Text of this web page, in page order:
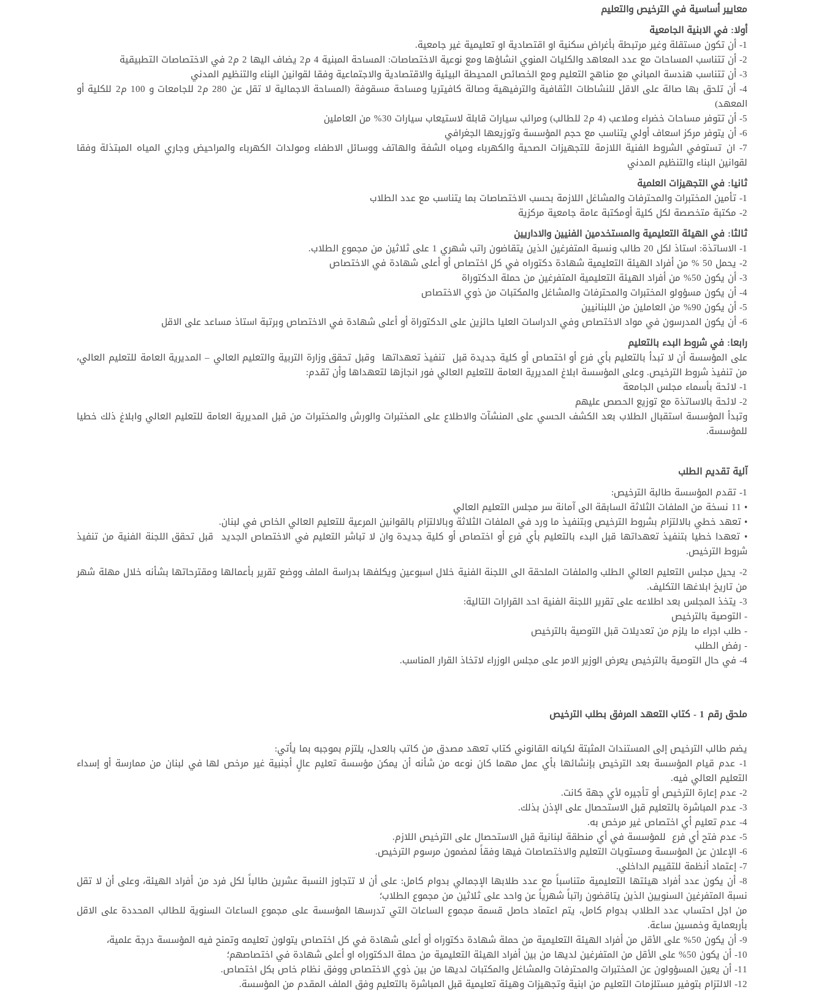
معايير أساسية في الترخيص والتعليم
أولا: في الابنية الجامعية
1- أن تكون مستقلة وغير مرتبطة بأغراض سكنية او اقتصادية او تعليمية غير جامعية.
2- أن تتناسب المساحات مع عدد المعاهد والكليات المنوي انشاؤها ومع نوعية الاختصاصات: المساحة المبنية 4 م2 يضاف اليها 2 م2 في الاختصاصات التطبيقية
3- أن تتناسب هندسة المباني مع مناهج التعليم ومع الخصائص المحيطة البيئية والاقتصادية والاجتماعية وفقا لقوانين البناء والتنظيم المدني
4- أن تلحق بها صالة على الاقل للنشاطات الثقافية والترفيهية وصالة كافيتريا ومساحة مسقوفة (المساحة الاجمالية لا تقل عن 280 م2 للجامعات و 100 م2 للكلية أو
المعهد)
5- أن تتوفر مساحات خضراء وملاعب (4 م2 للطالب) ومرائب سيارات قابلة لاستيعاب سيارات 30% من العاملين
6- أن يتوفر مركز اسعاف أولي يتناسب مع حجم المؤسسة وتوزيعها الجغرافي
7- ان تستوفي الشروط الفنية اللازمة للتجهيزات الصحية والكهرباء ومياه الشفة والهاتف ووسائل الاطفاء ومولدات الكهرباء والمراحيض وجاري المياه المبتذلة وفقا
لقوانين البناء والتنظيم المدني
ثانيا: في التجهيزات العلمية
1- تأمين المختبرات والمحترفات والمشاغل اللازمة بحسب الاختصاصات بما يتناسب مع عدد الطلاب
2- مكتبة متخصصة لكل كلية أومكتبة عامة جامعية مركزية
ثالثا: في الهيئة التعليمية والمستخدمين الفنيين والاداريين
1- الاساتذة: استاذ لكل 20 طالب ونسبة المتفرغين الذين يتقاضون راتب شهري 1 على ثلاثين من مجموع الطلاب.
2- يحمل 50 % من أفراد الهيئة التعليمية شهادة دكتوراه في كل اختصاص أو أعلى شهادة في الاختصاص
3- أن يكون 50% من أفراد الهيئة التعليمية المتفرغين من حملة الدكتوراة
4- أن يكون مسؤولو المختبرات والمحترفات والمشاغل والمكتبات من ذوي الاختصاص
5- أن يكون 90% من العاملين من اللبنانيين
6- أن يكون المدرسون في مواد الاختصاص وفي الدراسات العليا حائزين على الدكتوراة أو أعلى شهادة في الاختصاص وبرتبة استاذ مساعد على الاقل
رابعا: في شروط البدء بالتعليم
على المؤسسة أن لا تبدأ بالتعليم بأي فرع أو اختصاص أو كلية جديدة قبل تنفيذ تعهداتها وقبل تحقق وزارة التربية والتعليم العالي – المديرية العامة للتعليم العالي،
من تنفيذ شروط الترخيص. وعلى المؤسسة ابلاغ المديرية العامة للتعليم العالي فور انجازها لتعهداها وأن تقدم:
1- لائحة بأسماء مجلس الجامعة
2- لائحة بالاساتذة مع توزيع الحصص عليهم
وتبدأ المؤسسة استقبال الطلاب بعد الكشف الحسي على المنشآت والاطلاع على المختبرات والورش والمختبرات من قبل المديرية العامة للتعليم العالي وابلاغ ذلك خطيا
للمؤسسة.
آلية تقديم الطلب
1- تقدم المؤسسة طالبة الترخيص:
• 11 نسخة من الملفات الثلاثة السابقة الى آمانة سر مجلس التعليم العالي
• تعهد خطي بالالتزام بشروط الترخيص وبتنفيذ ما ورد في الملفات الثلاثة وبالالتزام بالقوانين المرعية للتعليم العالي الخاص في لبنان.
• تعهدا خطيا بتنفيذ تعهداتها قبل البدء بالتعليم بأي فرع أو اختصاص أو كلية جديدة وان لا تباشر التعليم في الاختصاص الجديد قبل تحقق اللجنة الفنية من تنفيذ
شروط الترخيص.
2- يحيل مجلس التعليم العالي الطلب والملفات الملحقة الى اللجنة الفنية خلال اسبوعين ويكلفها بدراسة الملف ووضع تقرير بأعمالها ومقترحاتها بشأنه خلال مهلة شهر
من تاريخ ابلاغها التكليف.
3- يتخذ المجلس بعد اطلاعه على تقرير اللجنة الفنية احد القرارات التالية:
- التوصية بالترخيص
- طلب اجراء ما يلزم من تعديلات قبل التوصية بالترخيص
- رفض الطلب
4- في حال التوصية بالترخيص يعرض الوزير الامر على مجلس الوزراء لاتخاذ القرار المناسب.
ملحق رقم 1 - كتاب التعهد المرفق بطلب الترخيص
يضم طالب الترخيص إلى المستندات المثبتة لكيانه القانوني كتاب تعهد مصدق من كاتب بالعدل، يلتزم بموجبه بما يأتي:
1- عدم قيام المؤسسة بعد الترخيص بإنشائها بأي عمل مهما كان نوعه من شأنه أن يمكن مؤسسة تعليم عالٍ أجنبية غير مرخص لها في لبنان من ممارسة أو إسداء
التعليم العالي فيه.
2- عدم إعارة الترخيص أو تأجيره لأي جهة كانت.
3- عدم المباشرة بالتعليم قبل الاستحصال على الإذن بذلك.
4- عدم تعليم أي اختصاص غير مرخص به.
5- عدم فتح أي فرع للمؤسسة في أي منطقة لبنانية قبل الاستحصال على الترخيص اللازم.
6- الإعلان عن المؤسسة ومستويات التعليم والاختصاصات فيها وفقاً لمضمون مرسوم الترخيص.
7- إعتماد أنظمة للتقييم الداخلي.
8- أن يكون عدد أفراد هيئتها التعليمية متناسباً مع عدد طلابها الإجمالي بدوام كامل: على أن لا تتجاوز النسبة عشرين طالباً لكل فرد من أفراد الهيئة، وعلى أن لا تقل
نسبة المتفرغين السنويين الذين يتاقضون راتباً شهرياً عن واحد على ثلاثين من مجموع الطلاب؛
من اجل احتساب عدد الطلاب بدوام كامل، يتم اعتماد حاصل قسمة مجموع الساعات التي تدرسها المؤسسة على مجموع الساعات السنوية للطالب المحددة على الاقل
بأربعماية وخمسين ساعة.
9- أن يكون 50% على الأقل من أفراد الهيئة التعليمية من حملة شهادة دكتوراه أو أعلى شهادة في كل اختصاص يتولون تعليمه وتمنح فيه المؤسسة درجة علمية،
10- أن يكون 50% على الأقل من المتفرغين لديها من بين أفراد الهيئة التعليمية من حملة الدكتوراه او أعلى شهادة في اختصاصهم؛
11- أن يعين المسؤولون عن المختبرات والمحترفات والمشاغل والمكتبات لديها من بين ذوي الاختصاص ووفق نظام خاص بكل اختصاص.
12- الالتزام بتوفير مستلزمات التعليم من ابنية وتجهيزات وهيئة تعليمية قبل المباشرة بالتعليم وفق الملف المقدم من المؤسسة.